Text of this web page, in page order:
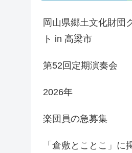
岡山県郷土文化財団
ト in 高梁市
第52回定期演奏会
2026年
楽団員の急募集
「倉敷とことこ」に